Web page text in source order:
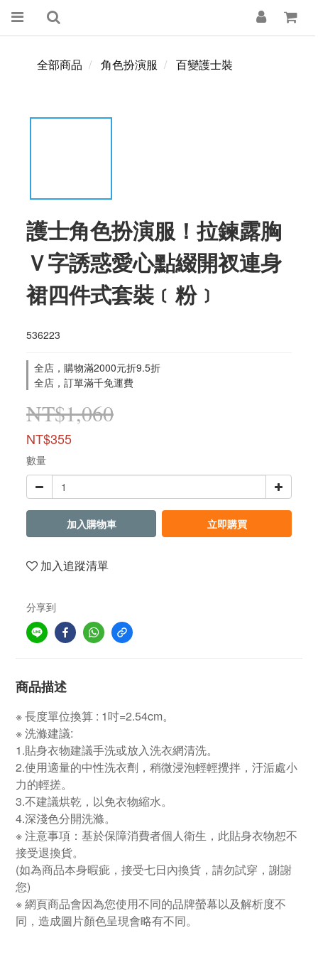
全部商品 角色扮演服 百變護士裝
護士角色扮演服！拉鍊露胸
Ｖ字誘惑愛心點綴開衩連身
裙四件式套裝﹝粉﹞
536223
全店，購物滿2000元折9.5折
全店，訂單滿千免運費
NT$1,060
NT$355
數量
加入購物車 立即購買
加入追蹤清單
分享到
商品描述
※ 長度單位換算 : 1吋=2.54cm。
※ 洗滌建議:
1.貼身衣物建議手洗或放入洗衣網清洗。
2.使用適量的中性洗衣劑，稍微浸泡輕輕攪拌，汙洉處小
力的輕搓。
3.不建議烘乾，以免衣物縮水。
4.深淺色分開洗滌。
※ 注意事項：基於保障消費者個人衛生，此貼身衣物恕不
接受退換貨。
(如為商品本身暇疵，接受七日內換貨，請勿試穿，謝謝
您)
※ 網頁商品會因為您使用不同的品牌螢幕以及解析度不
同，造成圖片顏色呈現會略有不同。